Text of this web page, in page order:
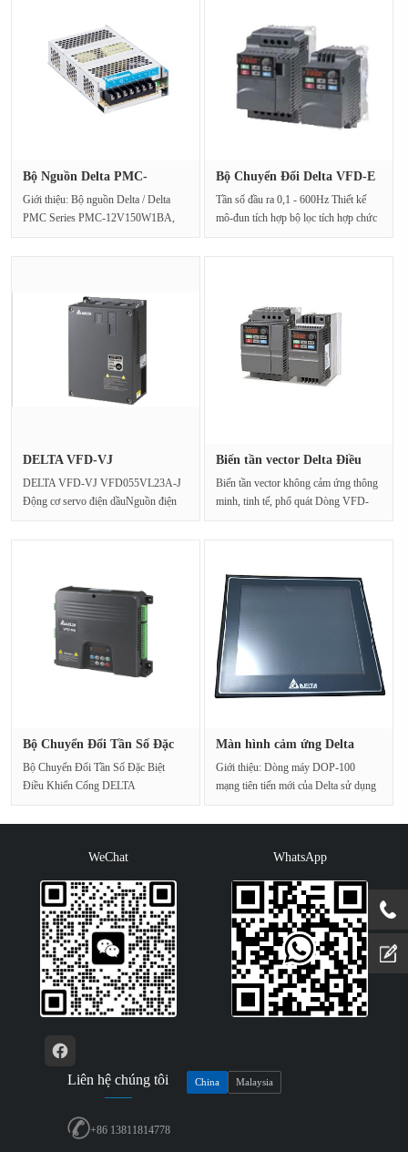
Bộ Nguồn Delta PMC-
Giới thiệu: Bộ nguồn Delta / Delta
PMC Series PMC-12V150W1BA,
Bộ Chuyển Đổi Delta VFD-E
Tần số đầu ra 0,1 - 600Hz Thiết kế
mô-đun tích hợp bộ lọc tích hợp chức
DELTA VFD-VJ
DELTA VFD-VJ VFD055VL23A-J
Động cơ servo điện dầuNguồn điện
Biến tần vector Delta Điều
Biến tần vector không cảm ứng thông
minh, tinh tế, phổ quát Dòng VFD-
Bộ Chuyển Đổi Tần Số Đặc
Bộ Chuyển Đổi Tần Số Đặc Biệt
Điều Khiển Cổng DELTA
và···
Màn hình cảm ứng Delta
Giới thiệu: Dòng máy DOP-100
mạng tiên tiến mới của Delta sử dụng
WeChat WhatsApp
Liên hệ chúng tôi China Malaysia
+86 13811814778